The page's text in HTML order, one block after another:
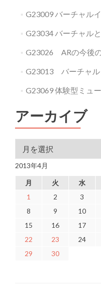
G23009 バーチャル
G23034 バーチャル
G23026 ARの今後
G23013 バーチャル
G23069 体験型ミュ
アーカイブ
アーカイブ
2013年4月
月 火 水
1
2 3
8
9 10
15
16 17
22
23 24
29
30